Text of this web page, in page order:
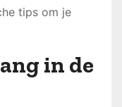
tips om je
in de